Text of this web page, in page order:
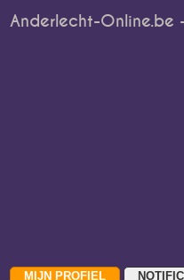
Anderlecht-Online.be